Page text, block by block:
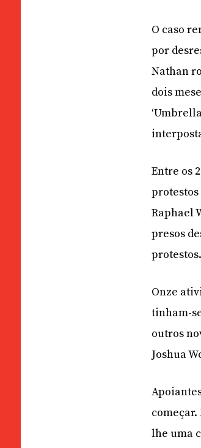
O caso
por
Nathan
dois
Entre os
protestos
Raphael
presos
protestos.
Onze
tinham-
outros
Joshua
lhe uma